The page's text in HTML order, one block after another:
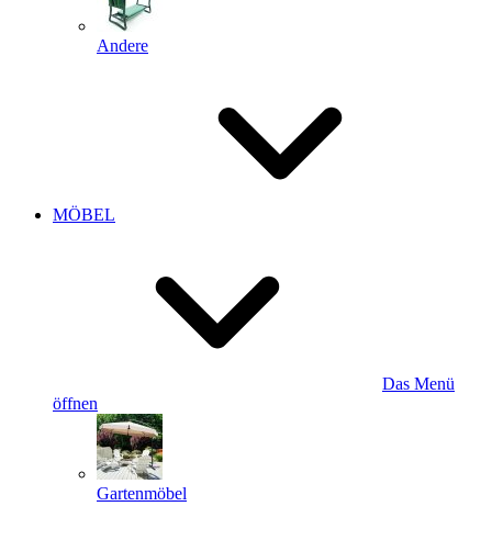
Andere
MÖBEL
Das Menü
öffnen
Gartenmöbel